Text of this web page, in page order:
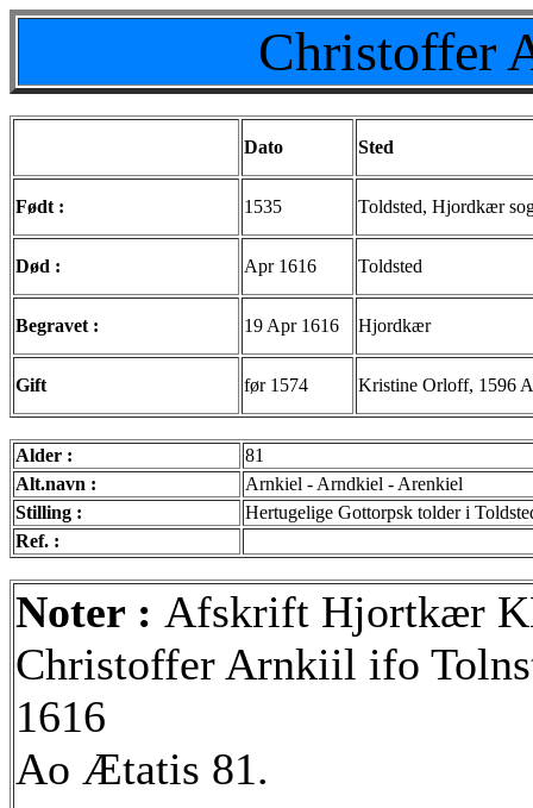
Christoffer
Dato Sted
Født : 1535 Toldsted, Hjordkær
Død : Apr 1616 Toldsted
Begravet : 19 Apr 1616 Hjordkær
Gift før 1574 Kristine Orloff, 1596
Alder :
81
Alt.navn :
Arnkiel - Arndkiel - Arenkiel
Stilling :
Hertugelige Gottorpsk tolder i
Ref. :
Noter : Afskrift Hjortkær
Christoffer Arnkiil ifo
1616
Ao Ætatis 81.